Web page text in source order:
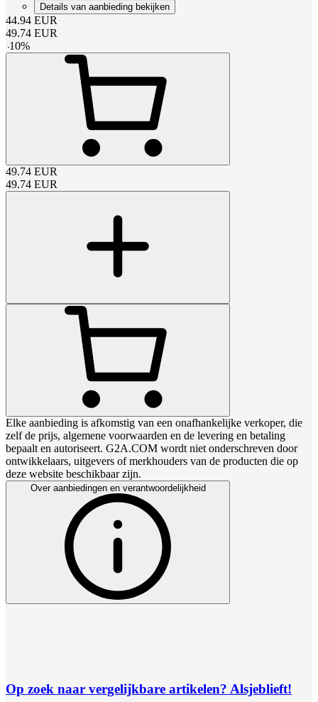
Details van aanbieding bekijken
44.94 EUR
49.74 EUR
-10%
49.74 EUR
49.74 EUR
Elke aanbieding is afkomstig van een onafhankelijke verkoper, die
zelf de prijs, algemene voorwaarden en de levering en betaling
bepaalt en autoriseert. G2A.COM wordt niet onderschreven door
ontwikkelaars, uitgevers of merkhouders van de producten die op
deze website beschikbaar zijn.
Over aanbiedingen en verantwoordelijkheid
Op zoek naar vergelijkbare artikelen? Alsjeblieft!